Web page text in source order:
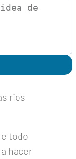
todo
hacer